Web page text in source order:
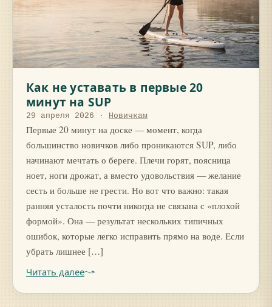
Как не уставать в первые 20
минут на SUP
29 апреля 2026 · Новичкам
Первые 20 минут на доске — момент, когда
большинство новичков либо проникаются SUP, либо
начинают мечтать о береге. Плечи горят, поясница
ноет, ноги дрожат, а вместо удовольствия — желание
сесть и больше не грести. Но вот что важно: такая
ранняя усталость почти никогда не связана с «плохой
формой». Она — результат нескольких типичных
ошибок, которые легко исправить прямо на воде. Если
убрать лишнее […]
Читать далее